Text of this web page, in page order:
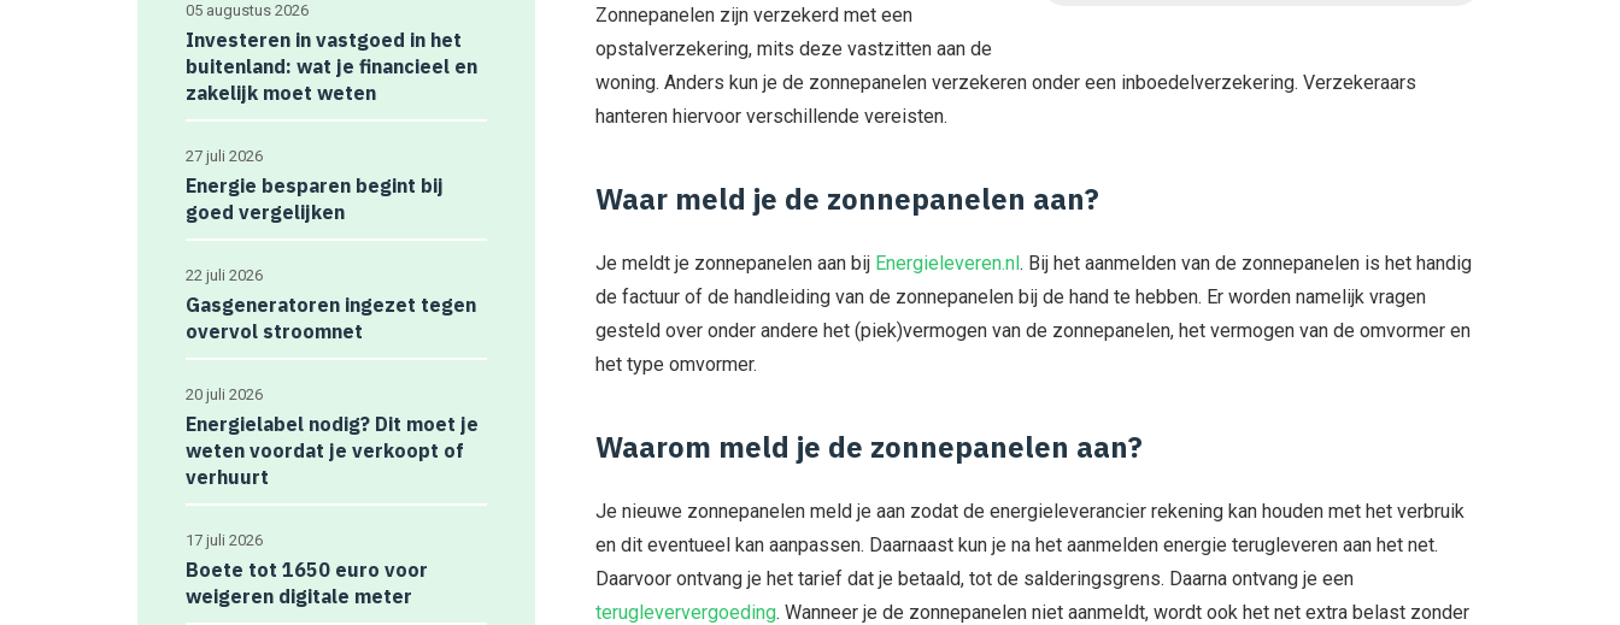
05 augustus 2026
Investeren in vastgoed in het
buitenland: wat je financieel en
zakelijk moet weten
27 juli 2026
Energie besparen begint bij
goed vergelijken
22 juli 2026
Gasgeneratoren ingezet tegen
overvol stroomnet
20 juli 2026
Energielabel nodig? Dit moet je
weten voordat je verkoopt of
verhuurt
17 juli 2026
Boete tot 1650 euro voor
weigeren digitale meter
Zonnepanelen zijn verzekerd met een
opstalverzekering, mits deze vastzitten aan de
woning. Anders kun je de zonnepanelen verzekeren onder een inboedelverzekering. Verzekeraars
hanteren hiervoor verschillende vereisten.
Waar meld je de zonnepanelen aan?
Je meldt je zonnepanelen aan bij Energieleveren.nl. Bij het aanmelden van de zonnepanelen is het handig
de factuur of de handleiding van de zonnepanelen bij de hand te hebben. Er worden namelijk vragen
gesteld over onder andere het (piek)vermogen van de zonnepanelen, het vermogen van de omvormer en
het type omvormer.
Waarom meld je de zonnepanelen aan?
Je nieuwe zonnepanelen meld je aan zodat de energieleverancier rekening kan houden met het verbruik
en dit eventueel kan aanpassen. Daarnaast kun je na het aanmelden energie terugleveren aan het net.
Daarvoor ontvang je het tarief dat je betaald, tot de salderingsgrens. Daarna ontvang je een
terugleververgoeding. Wanneer je de zonnepanelen niet aanmeldt, wordt ook het net extra belast zonder